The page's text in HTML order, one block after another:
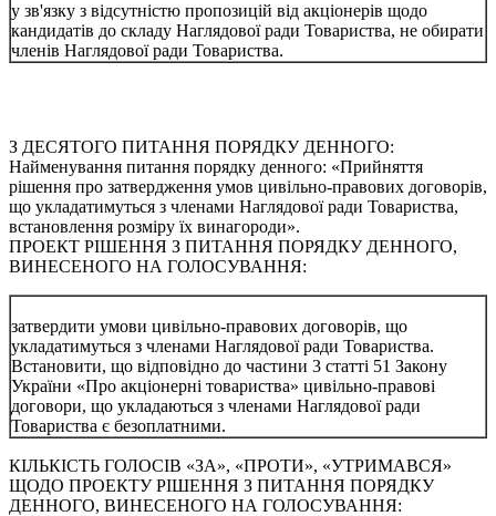
у зв'язку з відсутністю пропозицій від акціонерів щодо
кандидатів до складу Наглядової ради Товариства, не обирати
членів Наглядової ради Товариства.
З ДЕСЯТОГО ПИТАННЯ ПОРЯДКУ ДЕННОГО:
Найменування питання порядку денного: «Прийняття
рішення про затвердження умов цивільно-правових договорів,
що укладатимуться з членами Наглядової ради Товариства,
встановлення розміру їх винагороди».
ПРОЕКТ РІШЕННЯ З ПИТАННЯ ПОРЯДКУ ДЕННОГО,
ВИНЕСЕНОГО НА ГОЛОСУВАННЯ:
затвердити умови цивільно-правових договорів, що
укладатимуться з членами Наглядової ради Товариства.
Встановити, що відповідно до частини 3 статті 51 Закону
України «Про акціонерні товариства» цивільно-правові
договори, що укладаються з членами Наглядової ради
Товариства є безоплатними.
КІЛЬКІСТЬ ГОЛОСІВ «ЗА», «ПРОТИ», «УТРИМАВСЯ»
ЩОДО ПРОЕКТУ РІШЕННЯ З ПИТАННЯ ПОРЯДКУ
ДЕННОГО, ВИНЕСЕНОГО НА ГОЛОСУВАННЯ: